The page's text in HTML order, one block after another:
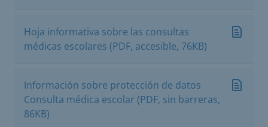
Hoja informativa sobre las consultas
médicas escolares (PDF, accesible, 76KB)
Información sobre protección de datos
Consulta médica escolar (PDF, sin barreras,
86KB)